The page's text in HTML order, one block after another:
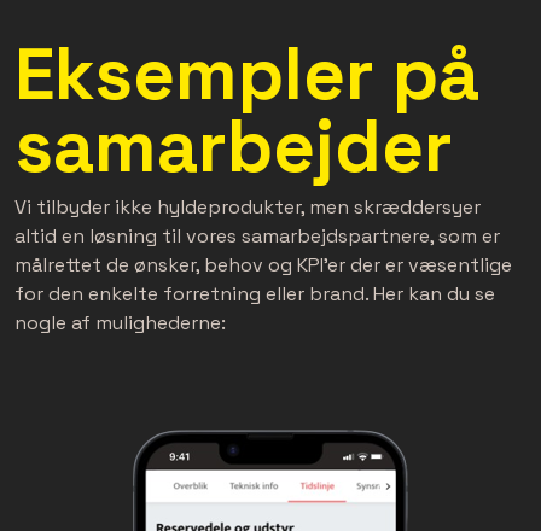
Eksempler på
samarbejder
Vi tilbyder ikke hyldeprodukter, men skræddersyer
altid en løsning til vores samarbejdspartnere, som er
målrettet de ønsker, behov og KPI'er der er væsentlige
for den enkelte forretning eller brand. Her kan du se
nogle af mulighederne: